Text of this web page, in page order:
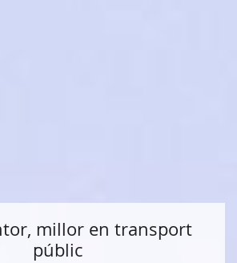
millor en transport
públic